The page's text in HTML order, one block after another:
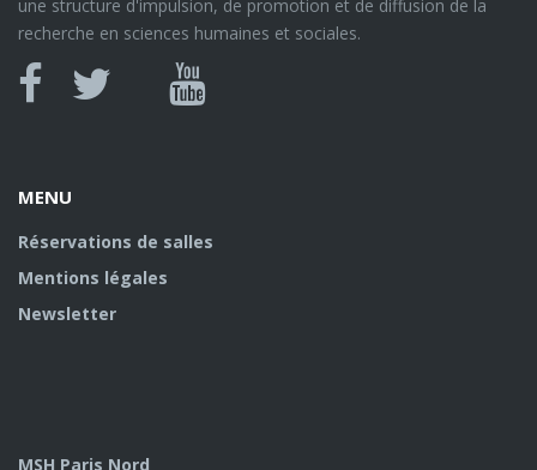
une structure d'impulsion, de promotion et de diffusion de la
recherche en sciences humaines et sociales.
Canal
MENU
Réservations de salles
Mentions légales
Newsletter
MSH Paris Nord